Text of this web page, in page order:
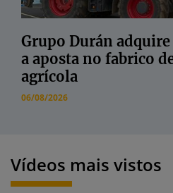
Grupo Durán
a aposta no fabrico
agrícola
06/08/2026
Vídeos mais vistos